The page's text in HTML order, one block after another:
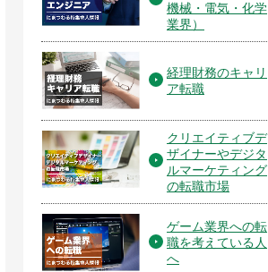
機械・電気・化学
業界）
経理財務のキャリ
ア転職
クリエイティブデ
ザイナーやデジタ
ルマーケティング
の転職市場
ゲーム業界への転
職を考えている人
へ